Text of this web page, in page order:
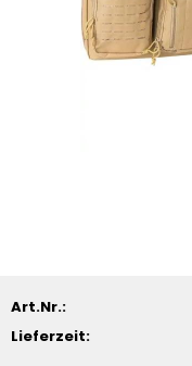
Art.Nr.:
Lieferzeit: